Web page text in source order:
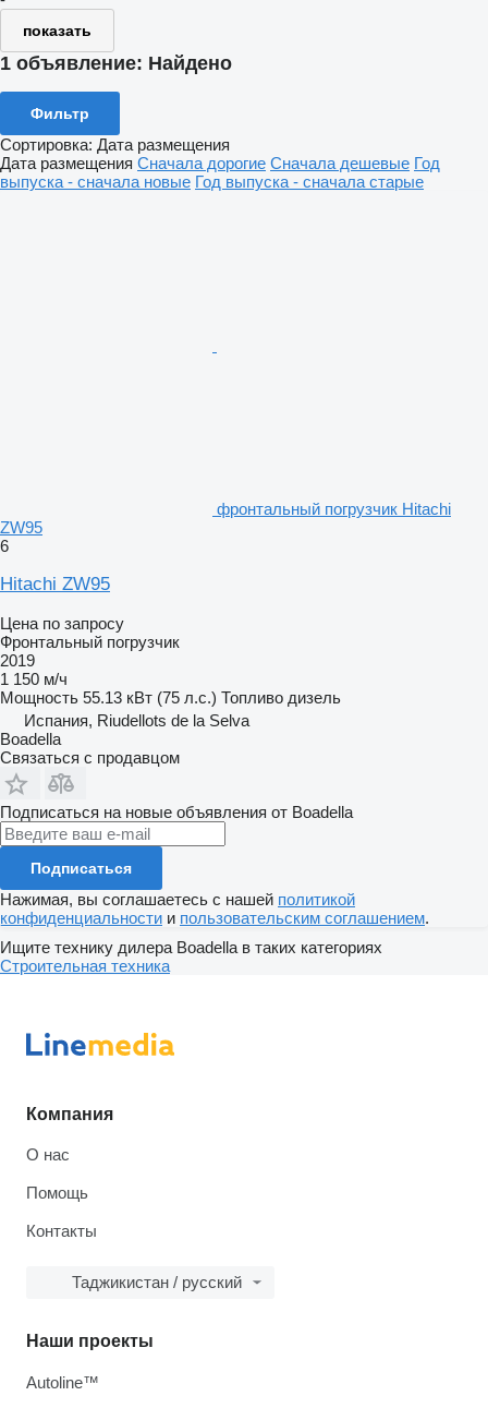
показать
1 объявление: Найдено
Фильтр
Сортировка: Дата размещения
Дата размещения Сначала дорогие Сначала дешевые Год
выпуска - сначала новые Год выпуска - сначала старые
фронтальный погрузчик Hitachi
ZW95
6
Hitachi ZW95
Цена по запросу
Фронтальный погрузчик
2019
1 150 м/ч
Мощность 55.13 кВт (75 л.с.) Топливо дизель
Испания, Riudellots de la Selva
Boadella
Связаться с продавцом
Подписаться на новые объявления от Boadella
Подписаться
Нажимая, вы соглашаетесь с нашей политикой
конфиденциальности и пользовательским соглашением.
Ищите технику дилера Boadella в таких категориях
Строительная техника
Компания
О нас
Помощь
Контакты
Таджикистан / русский
Наши проекты
Autoline™